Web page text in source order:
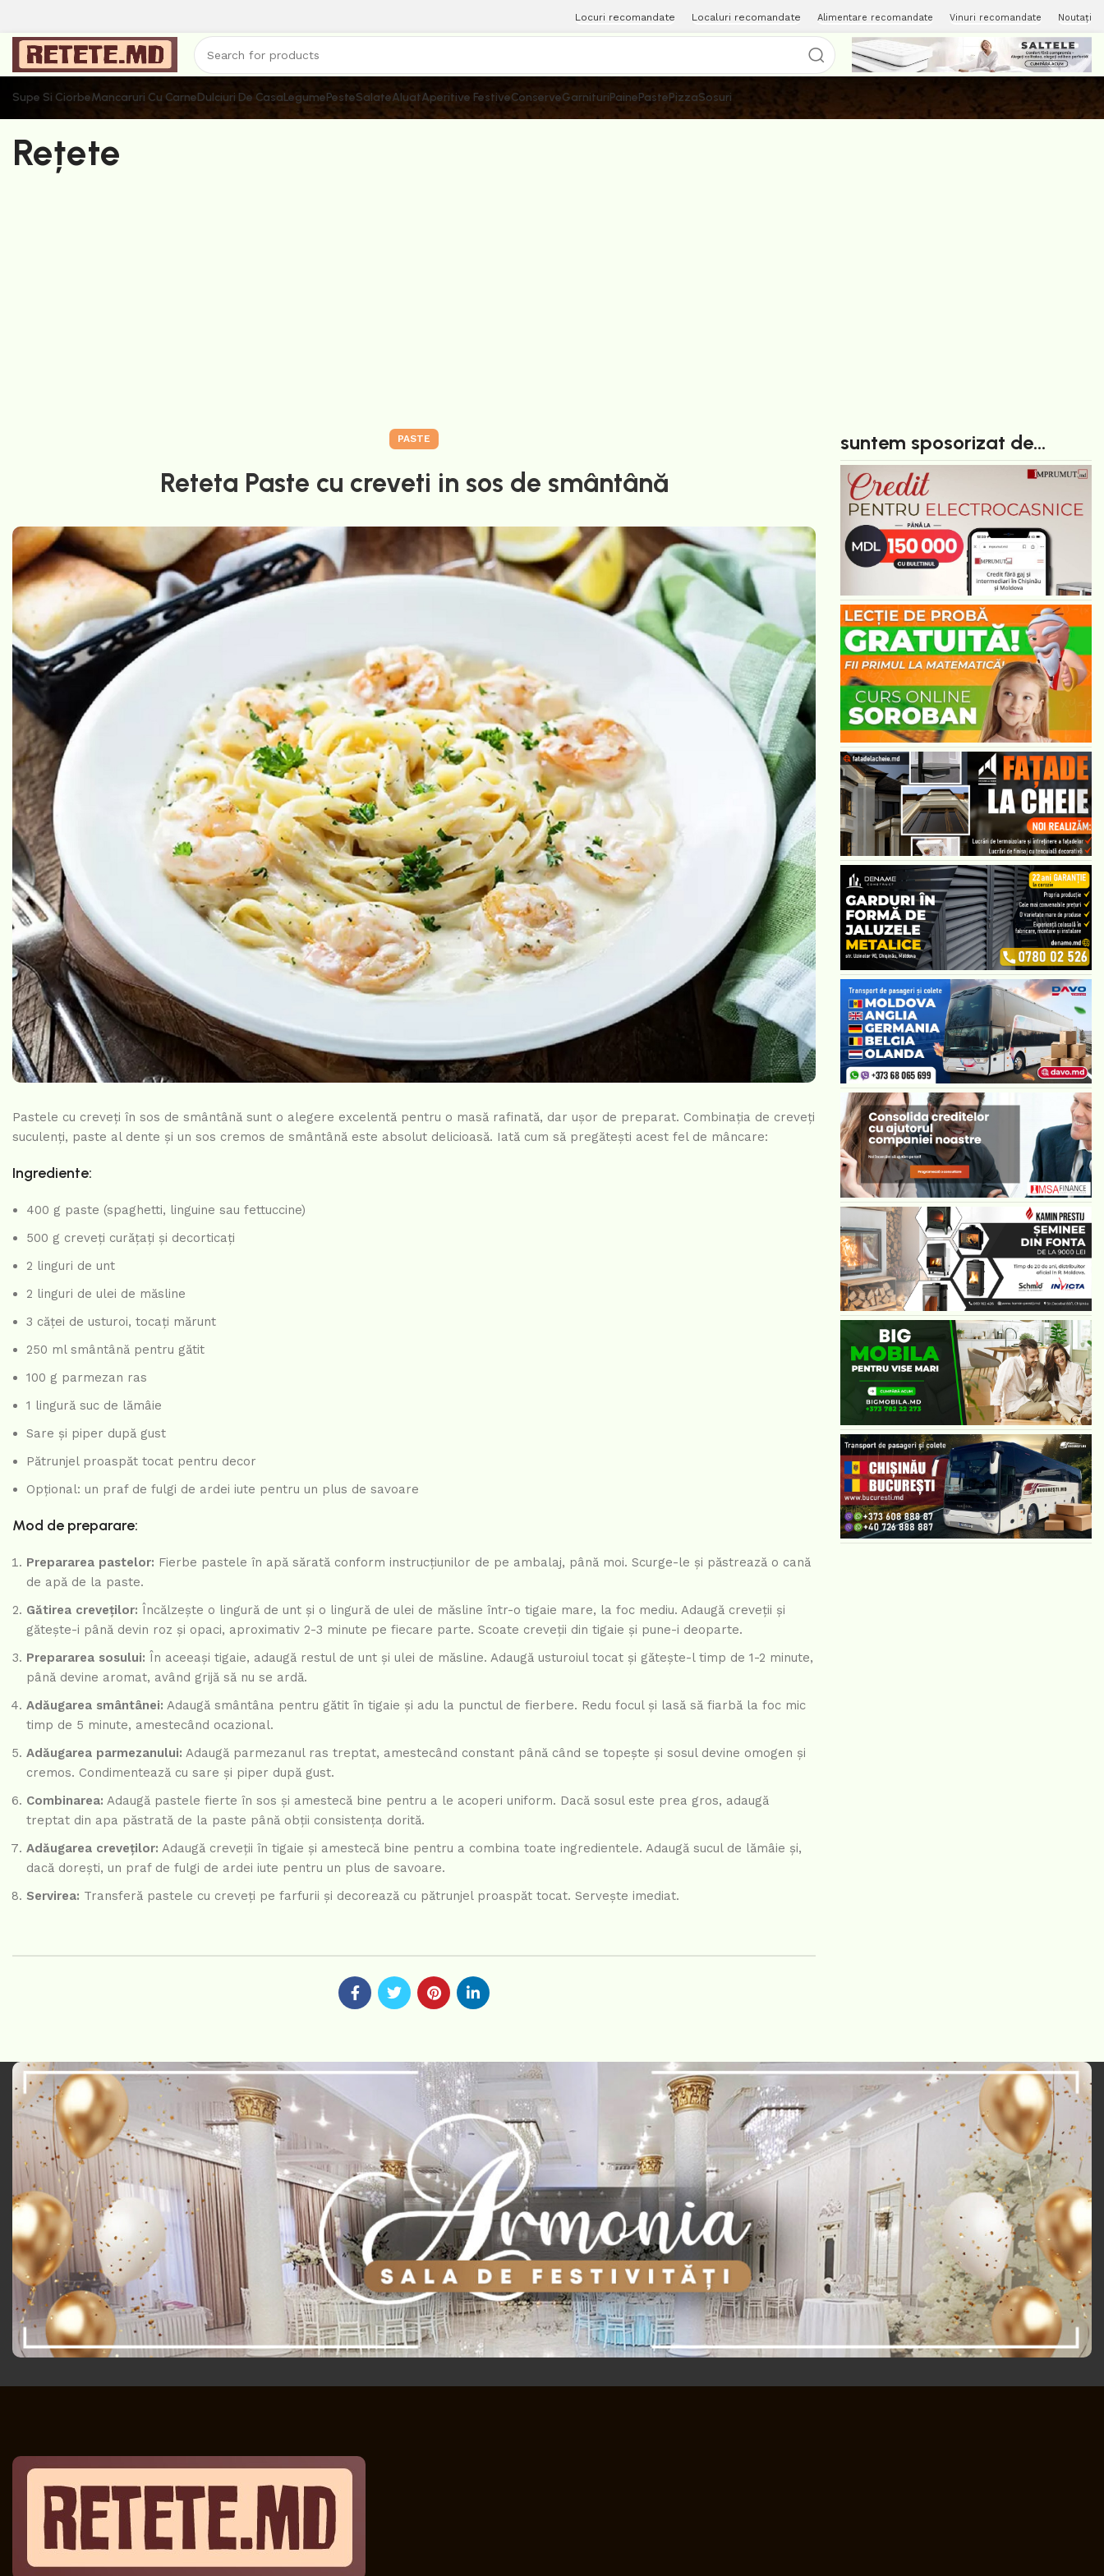
Locuri recomandate Localuri recomandate Alimentare recomandate Vinuri recomandate Noutați
Supe Si CiorbeMancaruri Cu CarneDulciuri De CasaLegumePesteSalateAluatAperitive FestiveConserveGarnituriPainePastePizzaSosuri
Rețete
PASTE
Reteta Paste cu creveti in sos de smântână
Pastele cu creveți în sos de smântână sunt o alegere excelentă pentru o masă rafinată, dar ușor de preparat. Combinația de creveți
suculenți, paste al dente și un sos cremos de smântână este absolut delicioasă. Iată cum să pregătești acest fel de mâncare:
Ingrediente:
400 g paste (spaghetti, linguine sau fettuccine)
500 g creveți curățați și decorticați
2 linguri de unt
2 linguri de ulei de măsline
3 căței de usturoi, tocați mărunt
250 ml smântână pentru gătit
100 g parmezan ras
1 lingură suc de lămâie
Sare și piper după gust
Pătrunjel proaspăt tocat pentru decor
Opțional: un praf de fulgi de ardei iute pentru un plus de savoare
Mod de preparare:
Prepararea pastelor: Fierbe pastele în apă sărată conform instrucțiunilor de pe ambalaj, până moi. Scurge-le și păstrează o cană
de apă de la paste.
Gătirea creveților: Încălzește o lingură de unt și o lingură de ulei de măsline într-o tigaie mare, la foc mediu. Adaugă creveții și
gătește-i până devin roz și opaci, aproximativ 2-3 minute pe fiecare parte. Scoate creveții din tigaie și pune-i deoparte.
Prepararea sosului: În aceeași tigaie, adaugă restul de unt și ulei de măsline. Adaugă usturoiul tocat și gătește-l timp de 1-2 minute,
până devine aromat, având grijă să nu se ardă.
Adăugarea smântânei: Adaugă smântâna pentru gătit în tigaie și adu la punctul de fierbere. Redu focul și lasă să fiarbă la foc mic
timp de 5 minute, amestecând ocazional.
Adăugarea parmezanului: Adaugă parmezanul ras treptat, amestecând constant până când se topește și sosul devine omogen și
cremos. Condimentează cu sare și piper după gust.
Combinarea: Adaugă pastele fierte în sos și amestecă bine pentru a le acoperi uniform. Dacă sosul este prea gros, adaugă
treptat din apa păstrată de la paste până obții consistența dorită.
Adăugarea creveților: Adaugă creveții în tigaie și amestecă bine pentru a combina toate ingredientele. Adaugă sucul de lămâie și,
dacă dorești, un praf de fulgi de ardei iute pentru un plus de savoare.
Servirea: Transferă pastele cu creveți pe farfurii și decorează cu pătrunjel proaspăt tocat. Servește imediat.
suntem sposorizat de...